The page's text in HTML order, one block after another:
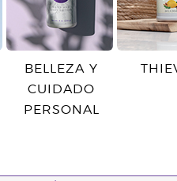
BELLEZA Y
CUIDADO
PERSONAL